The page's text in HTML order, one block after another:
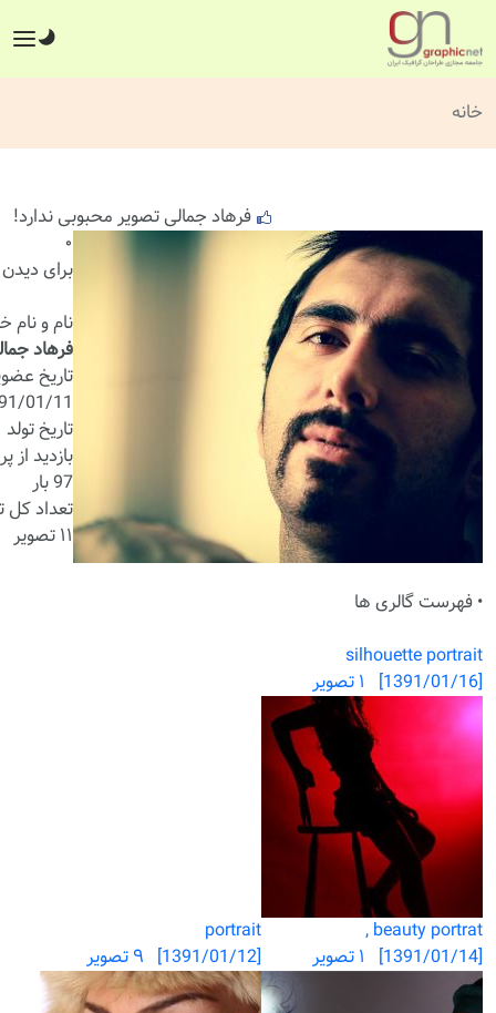
خانه
فرهاد جمالی تصویر محبوبی ندارد!
۰
برای
نام و نام
فرهاد
تاریخ
01/11
تاریخ تولد
بازدید از
97 بار
تعداد کل
۱۱ تصویر
• فهرست گالری ها
silhouette portrait
[1391/01/16] ۱ تصویر
beauty portrat ,
[1391/01/14] ۱ تصویر
portrait
[1391/01/12] ۹ تصویر